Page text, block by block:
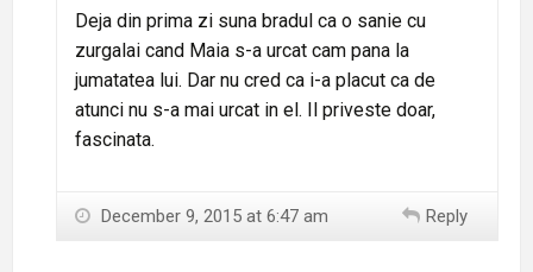
Deja din prima zi suna bradul ca o sanie cu
zurgalai cand Maia s-a urcat cam pana la
jumatatea lui. Dar nu cred ca i-a placut ca de
atunci nu s-a mai urcat in el. Il priveste doar,
fascinata.
December 9, 2015 at 6:47 am Reply